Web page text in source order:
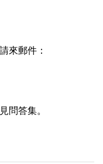
來郵件：
問答集。